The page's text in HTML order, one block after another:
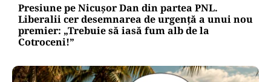
Presiune pe Nicușor Dan din partea PNL.
Liberalii cer desemnarea de urgență a unui nou
premier: „Trebuie să iasă fum alb de la
Cotroceni!”